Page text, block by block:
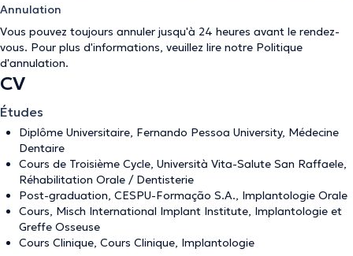
Annulation
Vous pouvez toujours annuler jusqu'à 24 heures avant le rendez-
vous. Pour plus d'informations, veuillez lire notre Politique
d'annulation.
CV
Études
Diplôme Universitaire, Fernando Pessoa University, Médecine
Dentaire
Cours de Troisième Cycle, Università Vita-Salute San Raffaele,
Réhabilitation Orale / Dentisterie
Post-graduation, CESPU-Formação S.A., Implantologie Orale
Cours, Misch International Implant Institute, Implantologie et
Greffe Osseuse
Cours Clinique, Cours Clinique, Implantologie